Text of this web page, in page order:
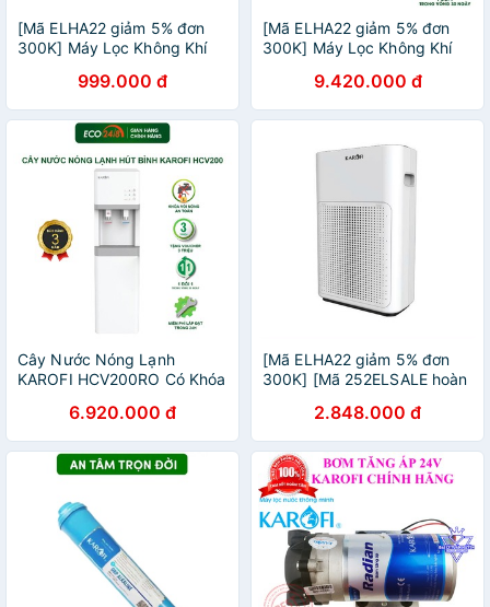
[Mã ELHA22 giảm 5% đơn
300K] Máy Lọc Không Khí
KAP-P104999.000 đ
[Mã ELHA22 giảm 5% đơn
300K] Máy Lọc Không Khí
9.420.000 đ
Cây Nước Nóng Lạnh
KAROFI HCV200RO Có Khóa
6.920.000 đ
[Mã ELHA22 giảm 5% đơn
300K] [Mã 252ELSALE hoàn
KHÔNG KHÍ CHÍNH HÃNG
KAROFI KAP-E114
2.848.000 đ